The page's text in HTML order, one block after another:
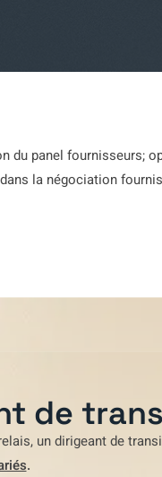
du panel fournisseurs;
la négociation
de
, un dirigeant de
.